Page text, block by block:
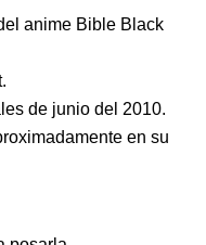
anime Bible Black
de junio del 2010.
en su